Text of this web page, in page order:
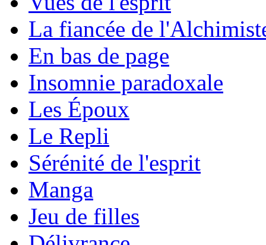
La fiancée de
En bas de page
Insomnie paradoxale
Les Époux
Le Repli
Sérénité de l'esprit
Manga
Jeu de filles